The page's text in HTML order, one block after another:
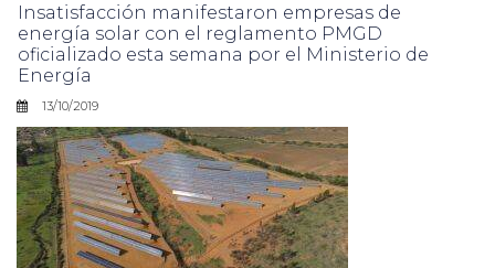
Insatisfacción manifestaron empresas de
energía solar con el reglamento PMGD
oficializado esta semana por el Ministerio de
Energía
13/10/2019